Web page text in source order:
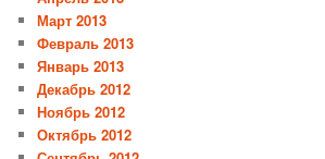
Март 2013
Февраль 2013
Январь 2013
Декабрь 2012
Ноябрь 2012
Октябрь 2012